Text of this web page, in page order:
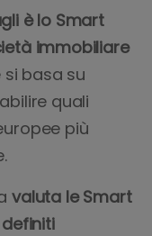
è lo Smart
immobiliare
si basa su
quali
più
valuta le Smart